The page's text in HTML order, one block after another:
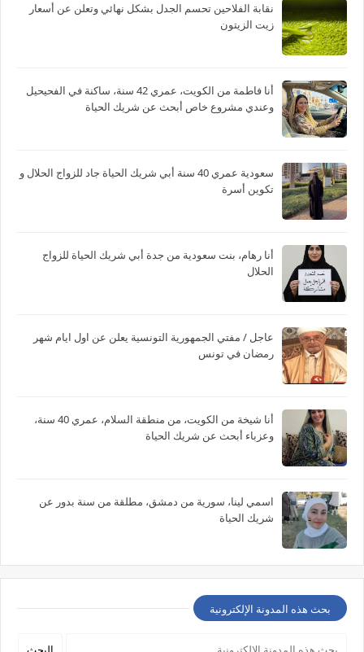
نقابة الفلاحين تحسم الجدل بشكل نهائي وتعلن عن أسعار
زيت الزيتون
أنا فاطمة من الكويت، عمري 42 سنة، ساكنة في الفحيحيل
وعندي مشروع خاص أبحث عن شريك الحياة
سعودية عمري 40 سنة أبي شريك الحياة جاد للزواج الحلال و
تكوين أسرة
أنا رهام، بنت سعودية من جدة أبي شريك الحياة للزواج
الحلال
عاجل / مفتي الجمهورية التونسية يعلن عن اول ايام شهر
رمضان في تونس
أنا شيخة من الكويت، من منطقة السلام، عمري 40 سنة،
وعزباء أبحث عن شريك الحياة
اسمي لينا، سورية من دمشق، مطلقة من سنة بدور عن
شريك الحياة
بحث هذه المدونة الإلكترونية